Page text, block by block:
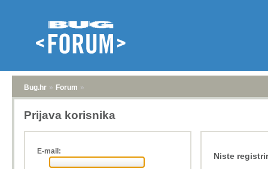
Bug.hr » Forum »
Prijava korisnika
E-mail: Niste